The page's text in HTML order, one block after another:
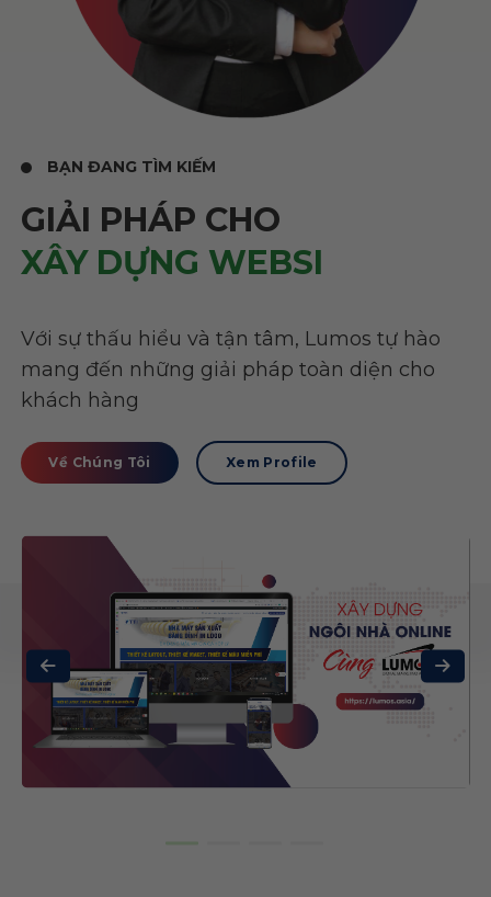
BẠN ĐANG TÌM KIẾM
GIẢI PHÁP CHO
XÂY DỰNG WEBSITE
Với sự thấu hiểu và tận tâm, Lumos tự hào
mang đến những giải pháp toàn diện cho
khách hàng
Về Chúng Tôi Xem Profile